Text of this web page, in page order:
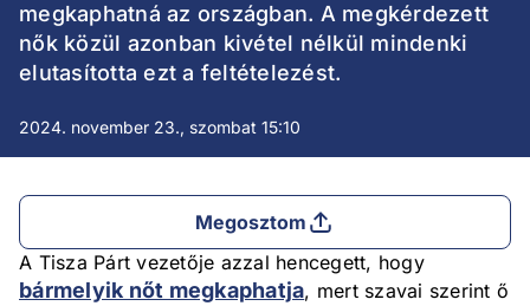
megkaphatná az országban. A megkérdezett
nők közül azonban kivétel nélkül mindenki
elutasította ezt a feltételezést.
2024. november 23., szombat 15:10
Megosztom
A Tisza Párt vezetője azzal hencegett, hogy
bármelyik nőt megkaphatja, mert szavai szerint ő